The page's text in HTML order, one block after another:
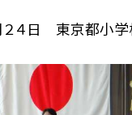
４日 東京都小